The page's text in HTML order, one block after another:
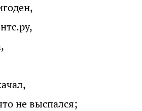
не выспался;